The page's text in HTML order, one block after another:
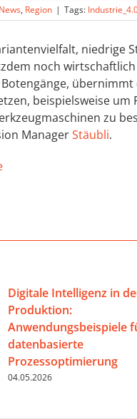
News, Region | Tags:
niedrige
noch
beispielsweise
zu
ManagerStäubli.
Digitale Intelligenz in
Produktion:
Anwendungsbeispiele
datenbasierte
Prozessoptimierung
04.05.2026